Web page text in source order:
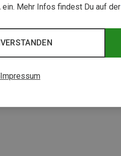
ein. Mehr Infos findest Du auf der
Impressum